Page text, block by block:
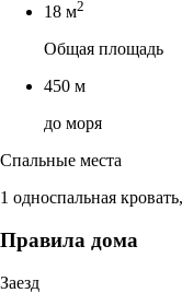
18 м2
Общая площадь
450 м
до моря
Спальные места
1 односпальная
Правила дома
Заезд